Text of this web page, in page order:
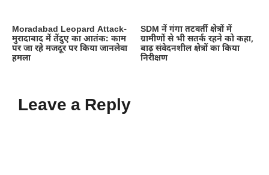
Moradabad Leopard Attack-
मुरादाबाद में तेंदुए का आतंक: काम
पर जा रहे मजदूर पर किया जानलेवा
हमला
SDM नें गंगा तटवर्ती क्षेत्रों में
ग्रामीणों से भी सतर्क रहने को कहा,
बाढ़ संवेदनशील क्षेत्रों का किया
निरीक्षण
Leave a Reply